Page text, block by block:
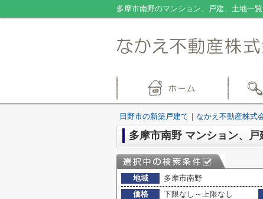
多摩市南野のマンション、戸建、土地一
日野市の新築戸建て｜なかえ不動産株式
多摩市南野 マンション、
地域
多摩市南野
価格
下限なし～上限なし